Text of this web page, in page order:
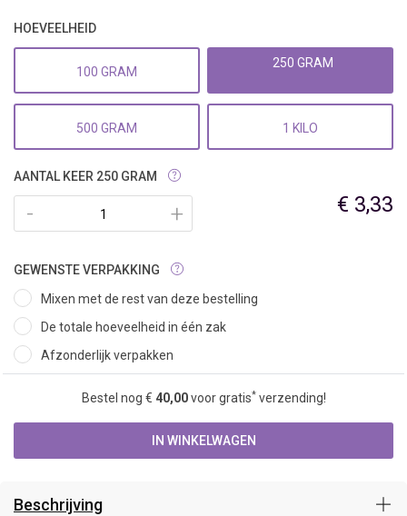
HOEVEELHEID
100 GRAM
250 GRAM
500 GRAM 1 KILO
AANTAL KEER 250 GRAM
+
- € 3,33
GEWENSTE VERPAKKING
Mixen met de rest van deze bestelling
De totale hoeveelheid in één zak
Afzonderlijk verpakken
Bestel nog € 40,00voor gratis*verzending!
IN WINKELWAGEN
Beschrijving